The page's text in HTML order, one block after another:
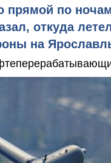
прямой по
откуда
на